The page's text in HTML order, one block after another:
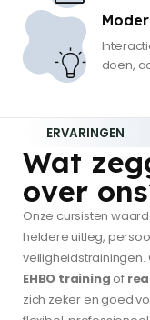
doen,
ERVARINGEN
Wat
over
Onze cursisten
heldere uitleg,
veiligheidstrainingen.
EHBO training of
zich zeker en goed